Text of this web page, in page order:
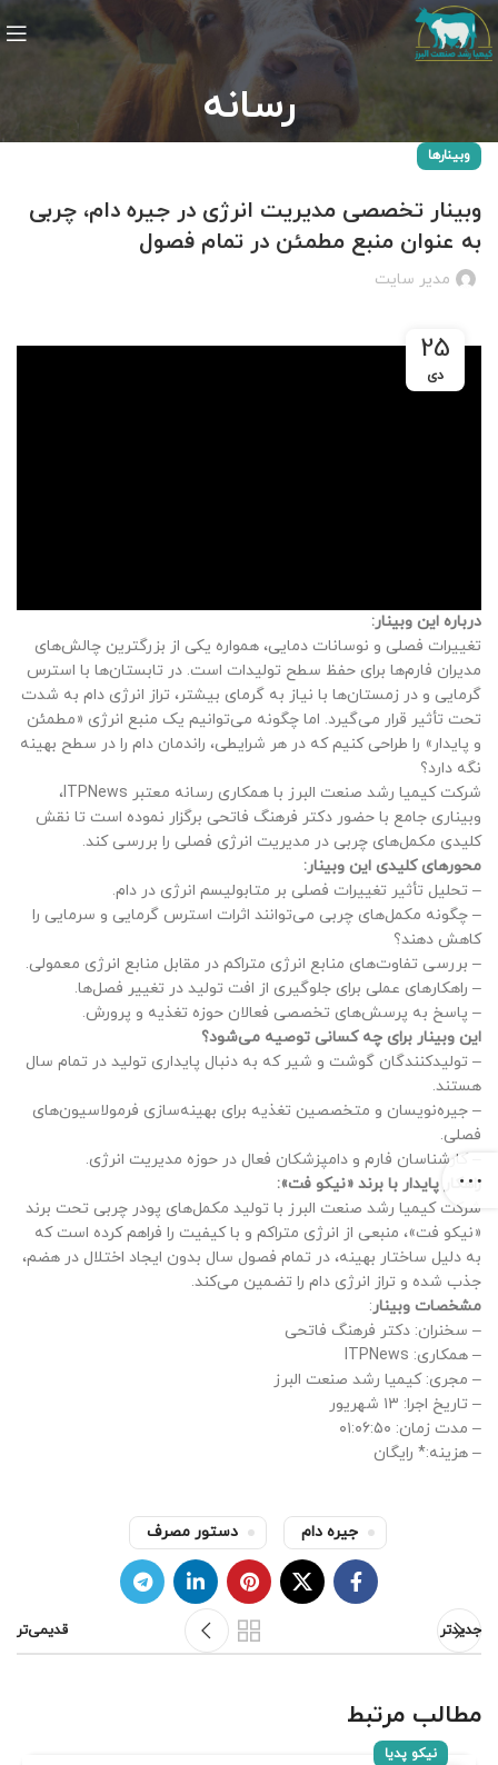
رسانه
وبینار‌ها
وبینار تخصصی مدیریت انرژی در جیره دام، چربی
به عنوان منبع مطمئن در تمام فصول
مدیر سایت
25
دی
درباره این وبینار:
تغییرات فصلی و نوسانات دمایی، همواره یکی از بزرگترین چالش‌های
مدیران فارم‌ها برای حفظ سطح تولیدات است. در تابستان‌ها با استرس
گرمایی و در زمستان‌ها با نیاز به گرمای بیشتر، تراز انرژی دام به شدت
تحت تأثیر قرار می‌گیرد. اما چگونه می‌توانیم یک منبع انرژی «مطمئن
و پایدار» را طراحی کنیم که در هر شرایطی، راندمان دام را در سطح بهینه
نگه دارد؟
شرکت کیمیا رشد صنعت البرز با همکاری رسانه معتبر ITPNews،
وبیناری جامع با حضور دکتر فرهنگ فاتحی برگزار نموده است تا نقش
کلیدی مکمل‌های چربی در مدیریت انرژی فصلی را بررسی کند.
محورهای کلیدی این وبینار:
– تحلیل تأثیر تغییرات فصلی بر متابولیسم انرژی در دام.
– چگونه مکمل‌های چربی می‌توانند اثرات استرس گرمایی و سرمایی را
کاهش دهند؟
– بررسی تفاوت‌های منابع انرژی متراکم در مقابل منابع انرژی معمولی.
– راهکارهای عملی برای جلوگیری از افت تولید در تغییر فصل‌ها.
– پاسخ به پرسش‌های تخصصی فعالان حوزه تغذیه و پرورش.
این وبینار برای چه کسانی توصیه می‌شود؟
– تولیدکنندگان گوشت و شیر که به دنبال پایداری تولید در تمام سال
هستند.
– جیره‌نویسان و متخصصین تغذیه برای بهینه‌سازی فرمولاسیون‌های
فصلی.
– کارشناسان فارم و دامپزشکان فعال در حوزه مدیریت انرژی.
راهکار پایدار با برند «نیکو فت»:
شرکت کیمیا رشد صنعت البرز با تولید مکمل‌های پودر چربی تحت برند
«نیکو فت»، منبعی از انرژی متراکم و با کیفیت را فراهم کرده است که
به دلیل ساختار بهینه، در تمام فصول سال بدون ایجاد اختلال در هضم،
جذب شده و تراز انرژی دام را تضمین می‌کند.
مشخصات وبینار:
– سخنران: دکتر فرهنگ فاتحی
– همکاری: ITPNews
– مجری: کیمیا رشد صنعت البرز
– تاریخ اجرا: ۱۳ شهریور
– مدت زمان: ۰۱:۰۶:۵۰
– هزینه:* رایگان
جیره دام دستور مصرف
جدیدتر قدیمی‌تر
مطالب مرتبط
نیکو پدیا